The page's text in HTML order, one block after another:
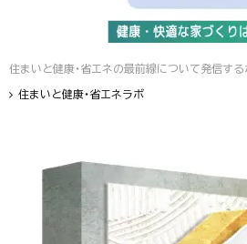
住まいと健康・省エネの最前線について発信す
住まいと健康・省エネラボ